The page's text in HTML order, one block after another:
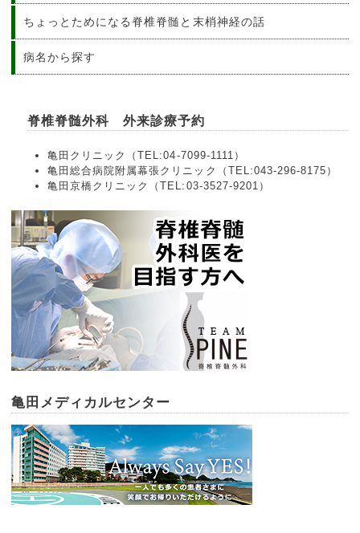
ちょっとためになる脊椎脊髄と末梢神経の話
病名から探す
脊椎脊髄外科 外来診療予約
亀田クリニック（TEL:04-7099-1111）
亀田総合病院附属幕張クリニック（TEL:043-296-8175）
亀田京橋クリニック（TEL:03-3527-9201）
亀田メディカルセンター